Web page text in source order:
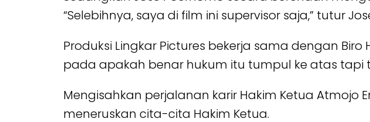
“Selebihnya, saya di film ini supervisor saja,” tutur
Produksi Lingkar Pictures bekerja sama dengan
pada apakah benar hukum itu tumpul ke atas tapi
Mengisahkan perjalanan karir Hakim Ketua
meneruskan cita-cita Hakim Ketua.